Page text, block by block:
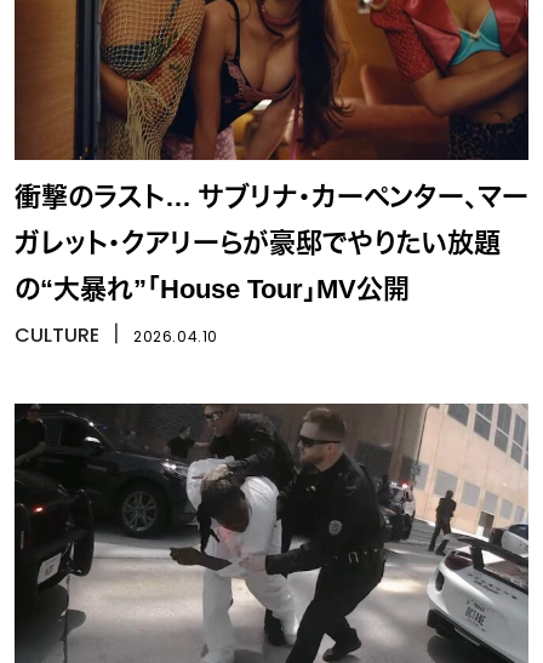
衝撃のラスト… サブリナ・カーペンター、マー
ガレット・クアリーらが豪邸でやりたい放題
の“大暴れ”「House Tour」MV公開
CULTURE 2026.04.10